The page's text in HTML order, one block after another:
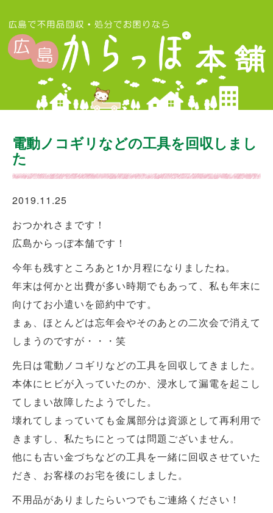
電動ノコギリなどの工具を回収しまし
た
2019.11.25
おつかれさまです！
広島からっぽ本舗です！
今年も残すところあと1か月程になりましたね。
年末は何かと出費が多い時期でもあって、私も年末に
向けてお小遣いを節約中です。
まぁ、ほとんどは忘年会やそのあとの二次会で消えて
しまうのですが・・・笑
先日は電動ノコギリなどの工具を回収してきました。
本体にヒビが入っていたのか、浸水して漏電を起こし
てしまい故障したようでした。
壊れてしまっていても金属部分は資源として再利用で
きますし、私たちにとっては問題ございません。
他にも古い金づちなどの工具を一緒に回収させていた
だき、お客様のお宅を後にしました。
不用品がありましたらいつでもご連絡ください！